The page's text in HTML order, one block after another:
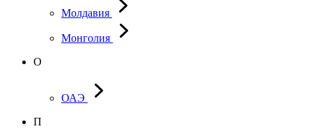
Молдавия
Монголия
О
ОАЭ
П